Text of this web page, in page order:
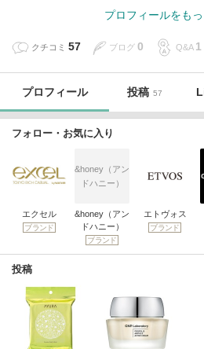
プロフィールをも
クチコミ 57 ブログ 0 Q&A 1
プロフィール 投稿 57
フォロー・お気に入り
エクセル
ブランド
&honey（アン
ドハニー）
&honey（アン
ドハニー）
ブランド
エトヴォス
ブランド
投稿